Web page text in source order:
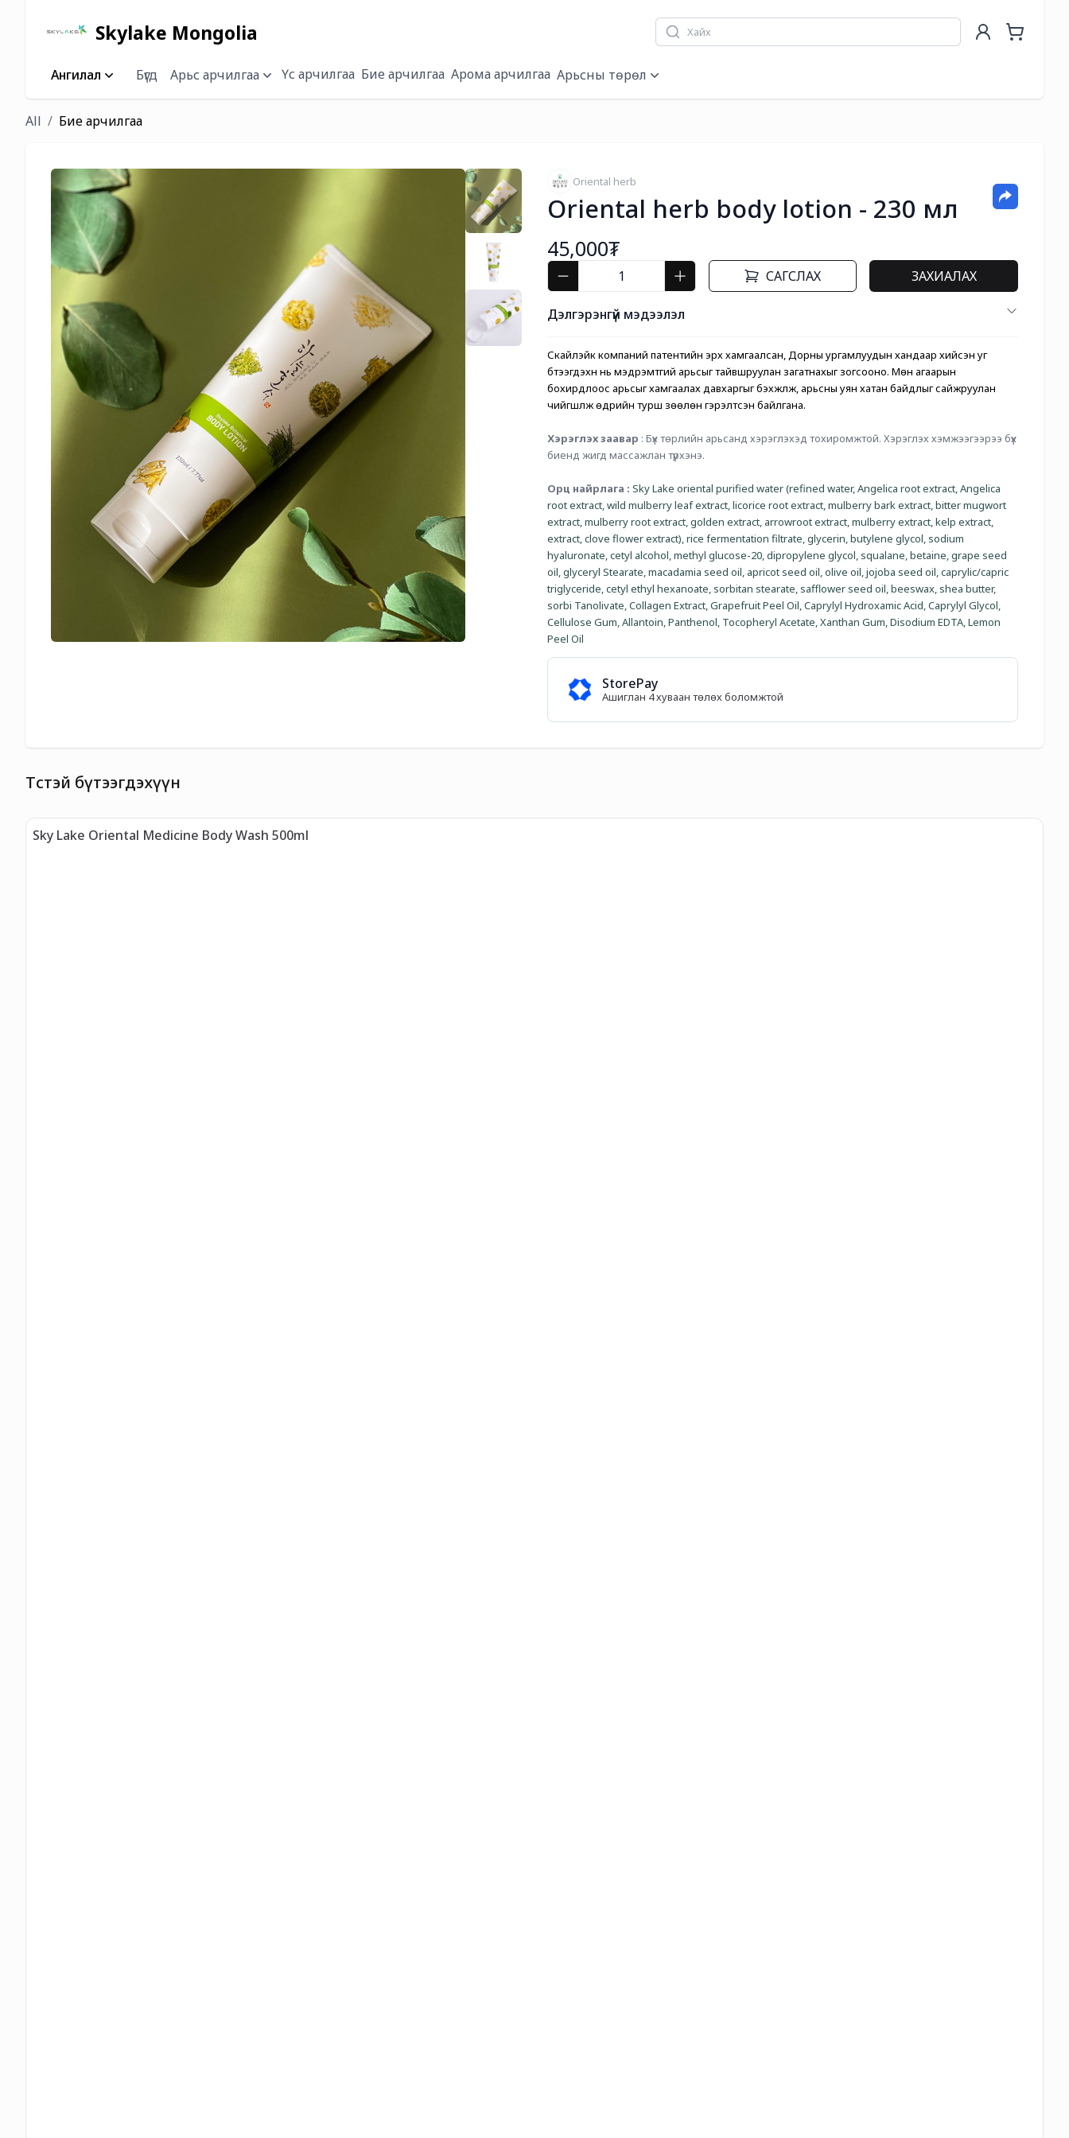
Skylake Mongolia
Ангилал Бүгд Арьс арчилгаа Үс арчилгаа Бие арчилгаа Арома арчилгаа Арьсны төрөл
All Бие арчилгаа
Oriental herb
Oriental herb body lotion - 230 мл
45,000₮
САГСЛАХ ЗАХИАЛАХ
Дэлгэрэнгүй мэдээлэл
Скайлэйк компаний патентийн эрх хамгаалсан, Дорны ургамлуудын хандаар хийсэн уг
бүтээгдэхүүн нь мэдрэмтгий арьсыг тайвшруулан загатнахыг зогсооно. Мөн агаарын
бохирдлоос арьсыг хамгаалах давхаргыг бэхжүүлж, арьсны уян хатан байдлыг сайжруулан
чийгшүүлж өдрийн турш зөөлөн гэрэлтсэн байлгана.
Хэрэглэх заавар : Бүх төрлийн арьсанд хэрэглэхэд тохиромжтой. Хэрэглэх хэмжээгээрээ бүх
биенд жигд массажлан түрхэнэ.
Орц найрлага : Sky Lake oriental purified water (refined water, Angelica root extract, Angelica
root extract, wild mulberry leaf extract, licorice root extract, mulberry bark extract, bitter mugwort
extract, mulberry root extract, golden extract, arrowroot extract, mulberry extract, kelp extract,
extract, clove flower extract), rice fermentation filtrate, glycerin, butylene glycol, sodium
hyaluronate, cetyl alcohol, methyl glucose-20, dipropylene glycol, squalane, betaine, grape seed
oil, glyceryl Stearate, macadamia seed oil, apricot seed oil, olive oil, jojoba seed oil, caprylic/capric
triglyceride, cetyl ethyl hexanoate, sorbitan stearate, safflower seed oil, beeswax, shea butter,
sorbi Tanolivate, Collagen Extract, Grapefruit Peel Oil, Caprylyl Hydroxamic Acid, Caprylyl Glycol,
Cellulose Gum, Allantoin, Panthenol, Tocopheryl Acetate, Xanthan Gum, Disodium EDTA, Lemon
Peel Oil
StorePay
Ашиглан 4 хуваан төлөх боломжтой
Төстэй бүтээгдэхүүн
Sky Lake Oriental Medicine Body Wash 500ml